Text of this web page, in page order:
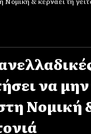
να
Νομική